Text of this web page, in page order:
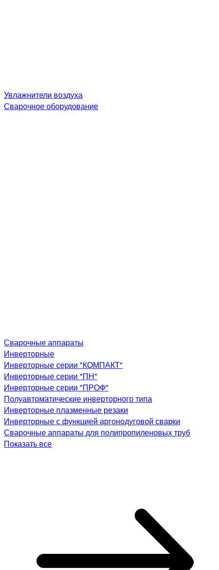
Увлажнители воздуха
Сварочное оборудование
Сварочные аппараты
Инверторные
Инверторные серии "КОМПАКТ"
Инверторные серии "ПН"
Инверторные серии "ПРОФ"
Полуавтоматические инверторного типа
Инверторные плазменные резаки
Инверторные с функцией аргонодуговой сварки
Сварочные аппараты для полипропиленовых труб
Показать все